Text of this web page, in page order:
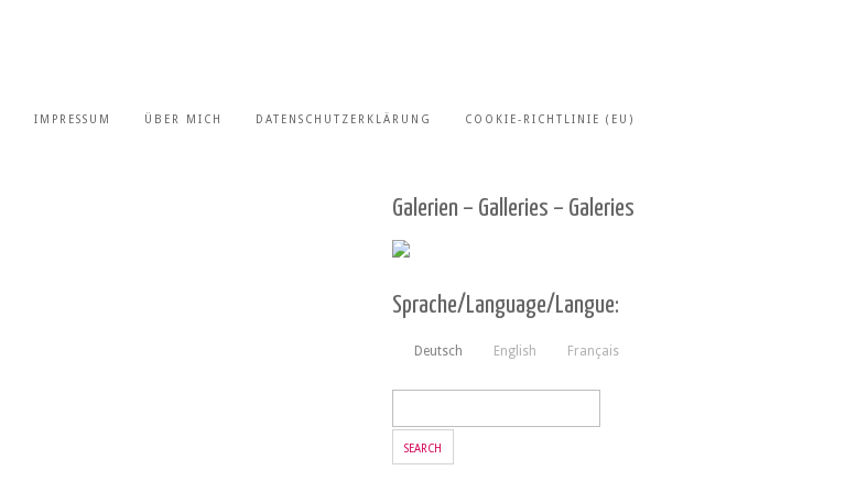
IMPRESSUM ÜBER MICH DATENSCHUTZERKLÄRUNG COOKIE-RICHTLINIE (EU)
Galerien – Galleries – Galeries
Sprache/Language/Langue:
Deutsch English Français